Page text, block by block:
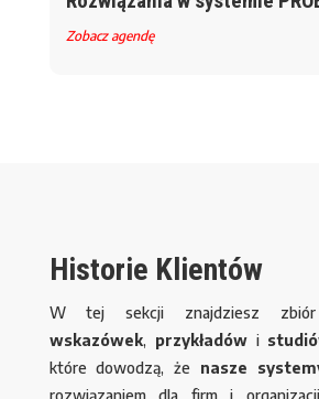
Zobacz agendę
Historie Klientów
W tej sekcji znajdziesz
wskazówek, przykładówi
które dowodzą, że nasze
rozwiązaniem dla firm i